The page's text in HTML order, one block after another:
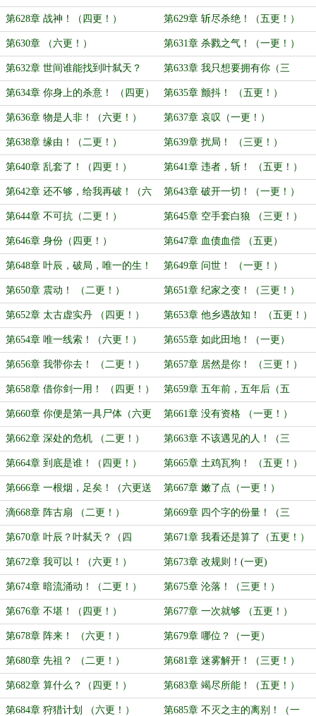
更！）
第628章 战神！（四更！） 第629章 斩尽杀绝！（五更！）
第630章 （六更！） 第631章 杀戮之气！（一更！）
第632章 世间谁能找到叶弑天？
（二更！）
第633章 我只想要拥有你（三
更！）
第634章 你身上的杀意！ （四更） 第635章 颤抖！ （五更！）
第636章 物是人非！（六更！） 第637章 哀叹（一更！）
第638章 缘由！（二更！） 第639章 扰局！ （三更！）
第640章 乱套了！（四更！） 第641章 违者，斩！ （五更！）
第642章 还不够，给我再破！（六
更！）
第643章 破开一切！（一更！）
第644章 不可抗（二更！） 第645章 空手套白狼 （三更！）
第646章 身份（四更！） 第647章 血债血偿 （五更）
第648章 叶辰，破局，唯一的生！
（六更送上！）
第649章 问世！ （一更！）
第650章 震动！ （二更！） 第651章 纪家之变！（三更！）
第652章 太古虚实丹 （四更！） 第653章 他乡遇故知！ （五更！）
第654章 唯一线索！（六更！） 第655章 如此田地！（一更）
第656章 我带你去！ （二更！） 第657章 居然是你！ （三更！）
第658章 借你剑一用！ （四更！） 第659章 五年前，五年后（五
更！）
第660章 你便是第一具尸体（六更
送上！）
第661章 没有资格 （一更！）
第662章 深处的危机 （二更！） 第663章 不该遇见的人！（三
更！）
第664章 到底是谁！（四更！） 第665章 土鸡瓦狗！ （五更！）
第666章 一根烟，足矣！（六更送
上）
第667章 嫩了点（一更！）
滴668章 阵古扇 （二更！） 第669章 四个字的份量！（三
更！）
第670章 叶辰？叶弑天？（四
更！）
第671章 我看还是算了（五更！）
第672章 我可以！（六更！） 第673章 改规则！(一更)
第674章 暗流涌动！（二更！） 第675章 沦落！（三更！）
第676章 不堪！（四更！） 第677章 一次就够 （五更！）
第678章 阵来！ （六更！） 第679章 哪位？（一更）
第680章 先祖？ （二更！） 第681章 迷雾解开！（三更！）
第682章 算什么？（四更！） 第683章 竭尽所能！（五更！）
第684章 狩猎计划 （六更！） 第685章 不灭之主的离别！（一